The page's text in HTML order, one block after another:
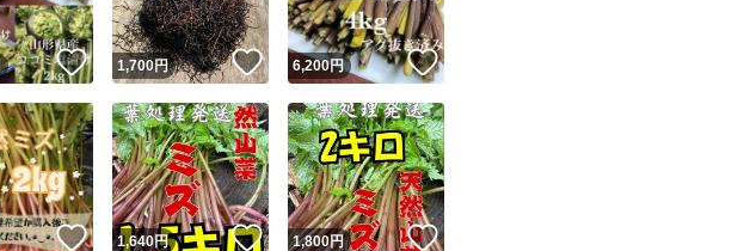
いいね！
1,700円 いいね！
6,200円 いいね！
いいね！
1,640円 いいね！
1,800円 いいね！